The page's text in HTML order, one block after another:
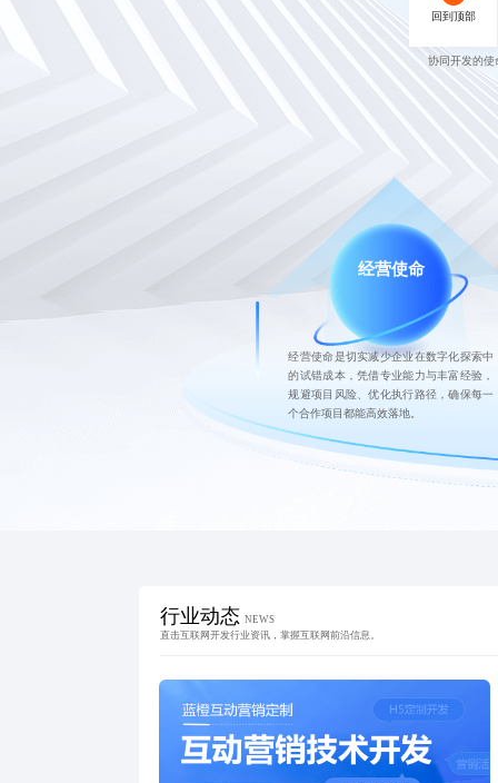
协同开发的使
经营使命
经营使命是切实减少企业在数字化探索中
的试错成本，凭借专业能力与丰富经验，
规避项目风险、优化执行路径，确保每一
个合作项目都能高效落地。
行业动态 NEWS
直击互联网开发行业资讯，掌握互联网前沿信息。
回到顶部